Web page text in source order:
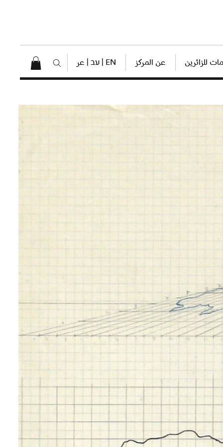
للزائرين عن المركز EN | עב | عر